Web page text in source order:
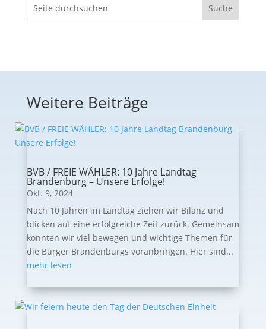
Weitere Beiträge
BVB / FREIE WÄHLER: 10 Jahre Landtag
Brandenburg – Unsere Erfolge!
Okt. 9, 2024
Nach 10 Jahren im Landtag ziehen wir Bilanz und
blicken auf eine erfolgreiche Zeit zurück. Gemeinsam
konnten wir viel bewegen und wichtige Themen für
die Bürger Brandenburgs voranbringen. Hier sind...
mehr lesen